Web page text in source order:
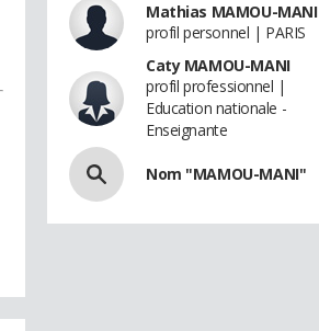
Mathias MAMOU-MANI
profil personnel | PARIS
Caty MAMOU-MANI
profil professionnel |
Education nationale -
Enseignante
Nom "MAMOU-MANI"